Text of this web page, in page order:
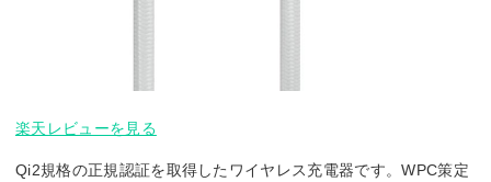
楽天レビューを見る
Qi2規格の正規認証を取得したワイヤレス充電器です。WPC策定